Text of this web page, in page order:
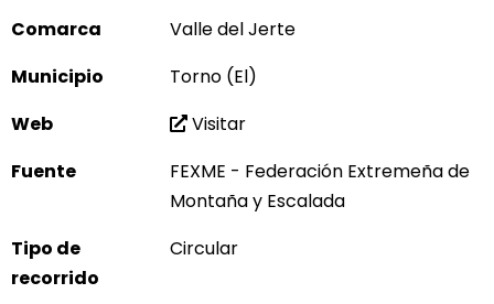
Comarca
Valle del Jerte
Municipio
Torno (El)
Web
Visitar
Fuente
FEXME - Federación Extremeña de
Montaña y Escalada
Tipo de
recorrido
Circular